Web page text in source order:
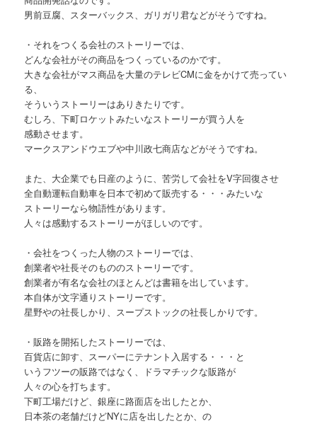
男前豆腐、スターバックス、ガリガリ君などがそうですね。
・それをつくる会社のストーリーでは、
どんな会社がその商品をつくっているのかです。
大きな会社がマス商品を大量のテレビCMに金をかけて売ってい
る、
そういうストーリーはありきたりです。
むしろ、下町ロケットみたいなストーリーが買う人を
感動させます。
マークスアンドウエブや中川政七商店などがそうですね。
また、大企業でも日産のように、苦労して会社をV字回復させ
全自動運転自動車を日本で初めて販売する・・・みたいな
ストーリーなら物語性があります。
人々は感動するストーリーがほしいのです。
・会社をつくった人物のストーリーでは、
創業者や社長そのもののストーリーです。
創業者が有名な会社のほとんどは書籍を出しています。
本自体が文字通りストーリーです。
星野やの社長しかり、スープストックの社長しかりです。
・販路を開拓したストーリーでは、
百貨店に卸す、スーパーにテナント入居する・・・と
いうフツーの販路ではなく、ドラマチックな販路が
人々の心を打ちます。
下町工場だけど、銀座に路面店を出したとか、
日本茶の老舗だけどNYに店を出したとか、の